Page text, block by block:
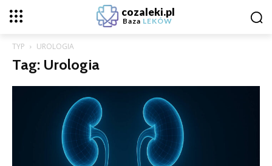
cozaleki.pl
Baza LEKÓW
TYP UROLOGIA
Tag: Urologia